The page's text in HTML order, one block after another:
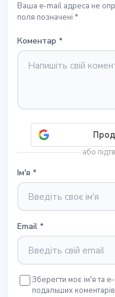
Ваша e-mail адреса не
поля позначені *
Коментар *
або
Ім'я *
Email *
Зберегти моє ім'я та
подальших коментарів